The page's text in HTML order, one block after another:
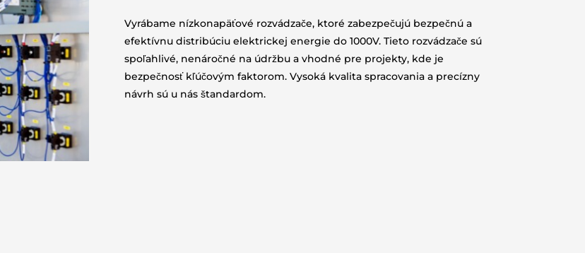
Vyrábame nízkonapäťové rozvádzače, ktoré zabezpečujú bezpečnú a
efektívnu distribúciu elektrickej energie do 1000V. Tieto rozvádzače sú
spoľahlivé, nenáročné na údržbu a vhodné pre projekty, kde je
bezpečnosť kľúčovým faktorom. Vysoká kvalita spracovania a precízny
návrh sú u nás štandardom.